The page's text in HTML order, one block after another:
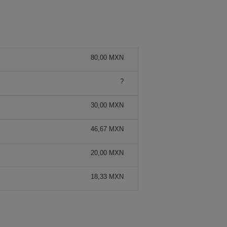
80,00 MXN
?
30,00 MXN
46,67 MXN
20,00 MXN
18,33 MXN